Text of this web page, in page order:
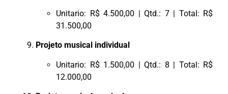
Unitario: R$ 4.500,00 | Qtd.: 7 | Total: R$
31.500,00
Projeto musical individual
Unitario: R$ 1.500,00 | Qtd.: 8 | Total: R$
12.000,00